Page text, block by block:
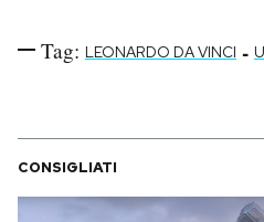
Tag: LEONARDO DA VINCI -
CONSIGLIATI